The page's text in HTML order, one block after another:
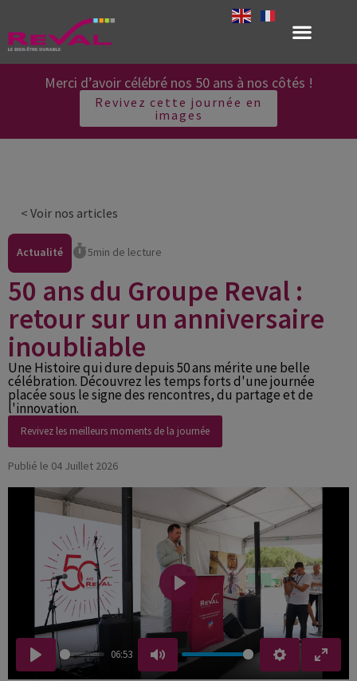
Merci d’avoir célébré nos 50 ans à nos côtés !
Revivez cette journée en
images
< Voir nos articles
Actualité 5min de lecture
50 ans du Groupe Reval :
retour sur un anniversaire
inoubliable
Une Histoire qui dure depuis 50 ans mérite une belle
célébration. Découvrez les temps forts d'une journée
placée sous le signe des rencontres, du partage et de
l'innovation.
Revivez les meilleurs moments de la journée
Publié le 04 Juillet 2026
Play
06:53
Mute SettingsEnter
Play